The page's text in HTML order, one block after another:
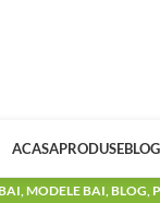
ACASAPRODUSEBLOG
,MODELE BAI,BLOG,